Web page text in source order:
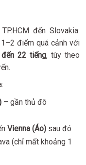
đến Slovakia.
điểm quá cảnh với
22 tiếng, tùy theo
– gần thủ đô
Vienna (Áo) sau đó
(chỉ mất khoảng 1